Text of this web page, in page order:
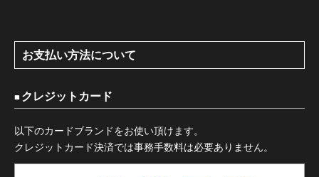
お支払い方法について
クレジットカード
以下のカードブランドをお使い頂けます。
クレジットカード決済では事務手数料は必要ありません。